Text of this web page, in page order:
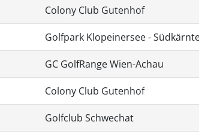
Colony Club Gutenhof
Golfpark Klopeinersee -
GC GolfRange Wien-Achau
Colony Club Gutenhof
Golfclub Schwechat